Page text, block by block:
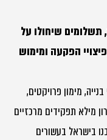
תשלומים שיחולו על
השבחה, פיצויי הפקעה ומימוש
מימון פרויקטים,
מילא תפקידים מרכזיים
בישראל בעשורים